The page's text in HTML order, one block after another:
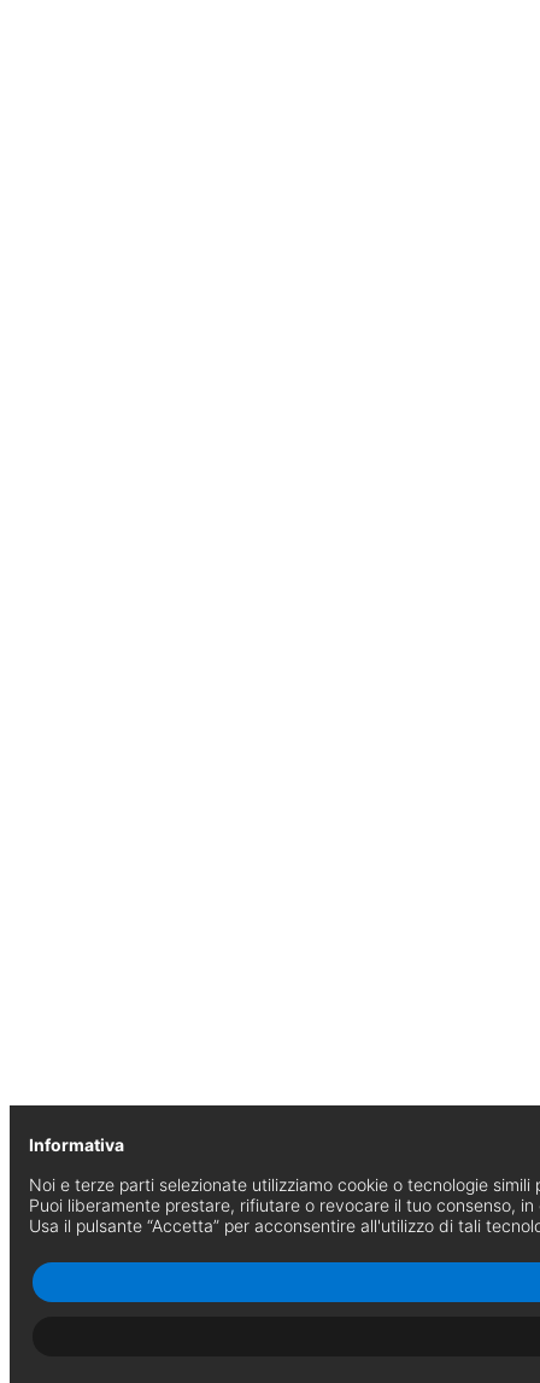
Informativa
Noi e terze parti selezionate utilizziamo cookie o tecnologie
Puoi liberamente prestare, rifiutare o revocare il tuo consenso, in
Usa il pulsante “Accetta” per acconsentire all'utilizzo di tali